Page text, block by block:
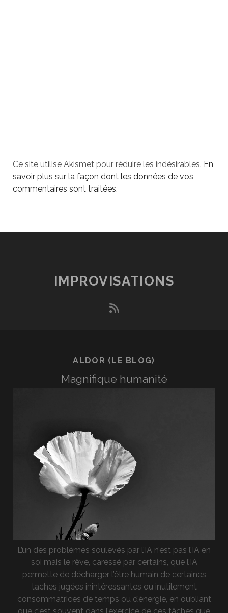
Ce site utilise Akismet pour réduire les indésirables. En
savoir plus sur la façon dont les données de vos
commentaires sont traitées.
IMPROVISATIONS
rss
ALDOR (LE BLOG)
Magnifique humanité
L’un des problèmes soulevés par l’IA n’est pas l’IA en
soi mais le rêve, caressé par certains, que l’IA
permette de décharger l’être humain de certaines
taches jugées inintéressantes ou inutilement
consommatrices de temps ou d’énergie, en oubliant